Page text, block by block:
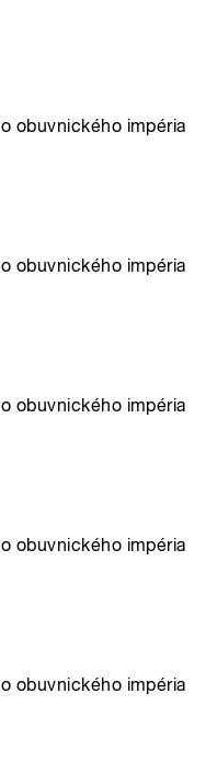
obuvnického impéria
obuvnického impéria
obuvnického impéria
obuvnického impéria
obuvnického impéria